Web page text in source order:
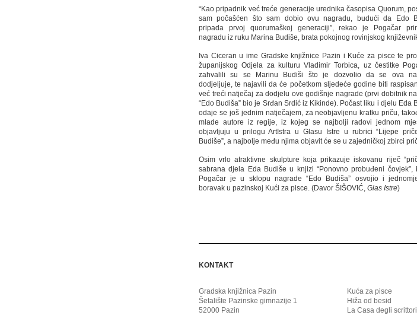
“Kao pripadnik već treće generacije urednika časopisa Quorum,
sam počašćen što sam dobio ovu nagradu, budući da Edo
pripada prvoj quorumaškoj generaciji”, rekao je Pogačar
nagradu iz ruku Marina Budiše, brata pokojnog rovinjskog
Iva Ciceran u ime Gradske knjižnice Pazin i Kuće za pisce te
županijskog Odjela za kulturu Vladimir Torbica, uz čestitke
zahvalili su se Marinu Budiši što je dozvolio da se ova
dodjeljuje, te najavili da će početkom sljedeće godine biti
već treći natječaj za dodjelu ove godišnje nagrade (prvi dobitnik
“Edo Budiša” bio je Srđan Srdić iz Kikinde). Počast liku i djelu Eda
odaje se još jednim natječajem, za neobjavljenu kratku priču,
mlade autore iz regije, iz kojeg se najbolji radovi jednom
objavljuju u prilogu ArtIstra u Glasu Istre u rubrici “Lijepe
Budiše”, a najbolje među njima objavit će se u zajedničkoj zbirci
Osim vrlo atraktivne skulpture koja prikazuje iskovanu riječ
sabrana djela Eda Budiše u knjizi “Ponovno probuđeni čovjek”,
Pogačar je u sklopu nagrade “Edo Budiša” osvojio i
boravak u pazinskoj Kući za pisce. (Davor ŠIŠOVIĆ, Glas Istre)
KONTAKT
Gradska knjižnica Pazin
Šetalište Pazinske gimnazije 1
52000 Pazin
Kuća za pisce
Hiža od besid
La Casa degli scrittori